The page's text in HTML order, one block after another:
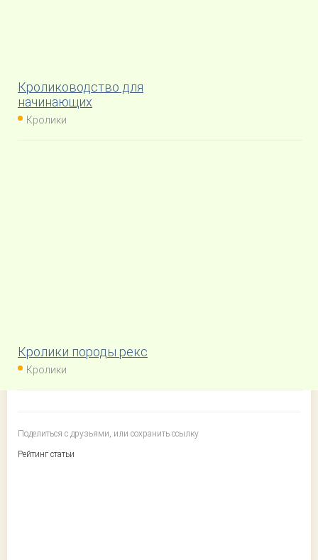
Кролиководство для
начинающих
Кролики
Кролики породы рекс
Кролики
Поделиться с друзьями, или сохранить ссылку
Рейтинг статьи